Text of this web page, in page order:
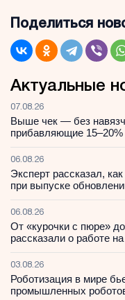
Поделиться
Актуальные
07.08.26
Выше чек — без
прибавляющие
06.08.26
Эксперт рассказал,
при выпуске
06.08.26
От «курочки с пюре»
рассказали о работе
03.08.26
Роботизация в мире
промышленных